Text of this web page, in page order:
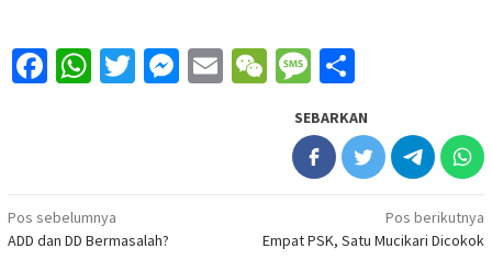
Facebook
WhatsApp
Twitter
Messenger
EmailWeChatMessage
SEBARKAN
Navigasi
pos
Pos sebelumnya
ADD dan DD Bermasalah?
Pos berikutnya
Empat PSK, Satu Mucikari Dicokok